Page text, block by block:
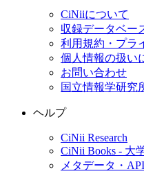
CiNiiについて
収録データベー
利用規約・プラ
個人情報の扱い
お問い合わせ
国立情報学研究
ヘルプ
CiNii Research
CiNii Books - 大
メタデータ・API